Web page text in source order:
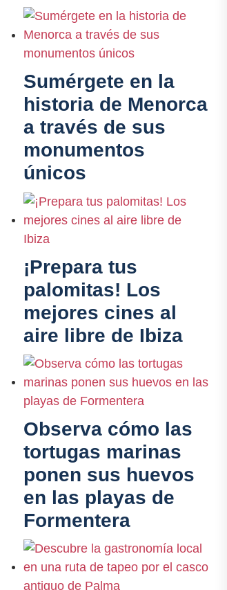
Sumérgete en la
historia de Menorca
a través de sus
monumentos
únicos
¡Prepara tus
palomitas! Los
mejores cines al
aire libre de Ibiza
Observa cómo las
tortugas marinas
ponen sus huevos
en las playas de
Formentera